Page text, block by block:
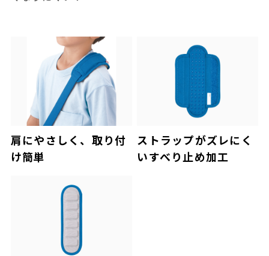
肩にやさしく、取り付
け簡単
ストラップがズレにく
いすべり止め加工